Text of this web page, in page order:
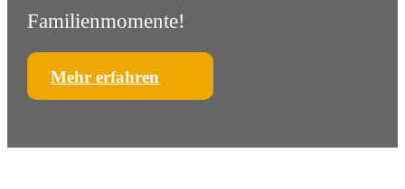
Familienmomente!
Mehr erfahren